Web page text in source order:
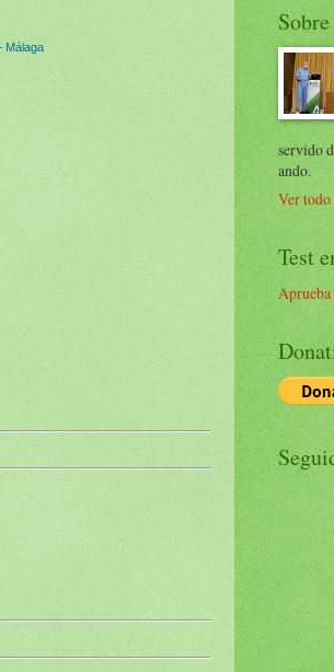
Málaga
servido
ando.
Ver
Test